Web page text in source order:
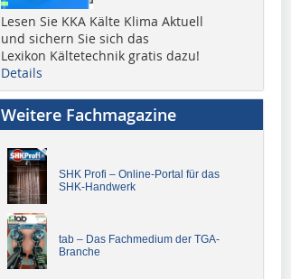
Lesen Sie KKA Kälte Klima Aktuell
und sichern Sie sich das
Lexikon Kältetechnik gratis dazu!
Details
Weitere Fachmagazine
SHK Profi – Online-Portal für das
SHK-Handwerk
tab – Das Fachmedium der TGA-
Branche